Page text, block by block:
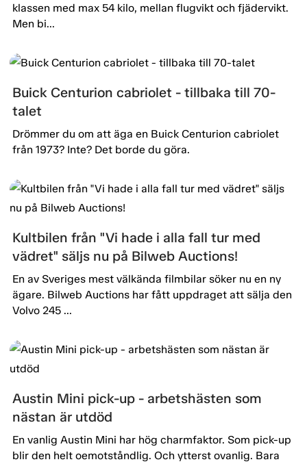
klassen med max 54 kilo, mellan flugvikt och fjädervikt.
Men bi...
Buick Centurion cabriolet - tillbaka till 70-
talet
Drömmer du om att äga en Buick Centurion cabriolet
från 1973? Inte? Det borde du göra.
Kultbilen från "Vi hade i alla fall tur med
vädret" säljs nu på Bilweb Auctions!
En av Sveriges mest välkända filmbilar söker nu en ny
ägare. Bilweb Auctions har fått uppdraget att sälja den
Volvo 245 ...
Austin Mini pick-up - arbetshästen som
nästan är utdöd
En vanlig Austin Mini har hög charmfaktor. Som pick-up
blir den helt oemotståndlig. Och ytterst ovanlig. Bara